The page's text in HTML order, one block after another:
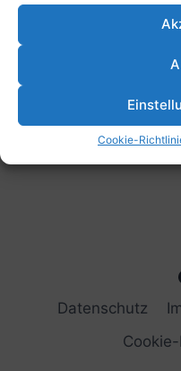
Cookie-
Datenschutz